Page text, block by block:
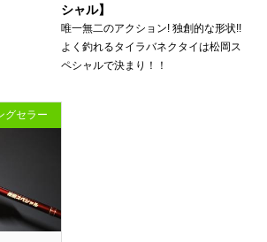
シャル】
唯一無二のアクション! 独創的な形状!!
よく釣れるタイラバネクタイは松岡ス
ペシャルで決まり！！
グセラー